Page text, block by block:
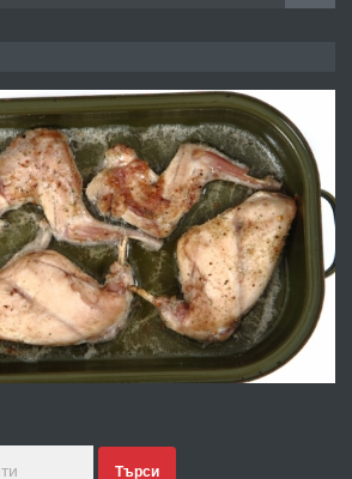
преди 1 година
Работа за общи работници
преди 1 година
Първи поход "По стъпките на Ангел
Търси